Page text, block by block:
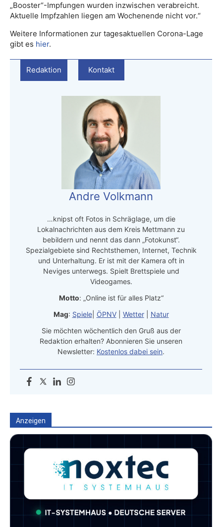
„Booster“-Impfungen wurden inzwischen verabreicht.
Aktuelle Impfzahlen liegen am Wochenende nicht vor.“
Weitere Informationen zur tagesaktuellen Corona-Lage
gibt es hier.
Redaktion Kontakt
Andre Volkmann
…knipst oft Fotos in Schräglage, um die
Lokalnachrichten aus dem Kreis Mettmann zu
bebildern und nennt das dann „Fotokunst“.
Spezialgebiete sind Rechtsthemen, Internet, Technik
und Unterhaltung. Er ist mit der Kamera oft in
Neviges unterwegs. Spielt Brettspiele und
Videogames.
Motto: „Online ist für alles Platz“
Mag: Spiele| ÖPNV| Wetter| Natur
Sie möchten wöchentlich den Gruß aus der
Redaktion erhalten? Abonnieren Sie unseren
Newsletter: Kostenlos dabei sein.
Anzeigen